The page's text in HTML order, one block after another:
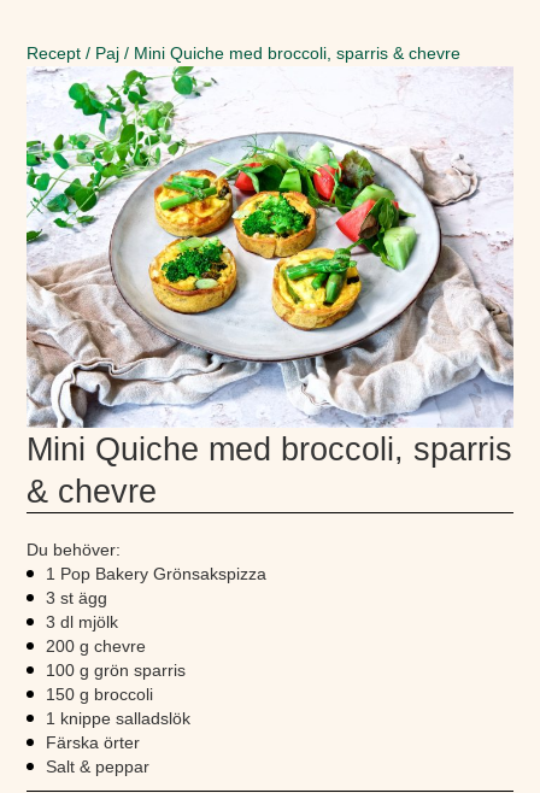
Recept / Paj / Mini Quiche med broccoli, sparris & chevre
Mini Quiche med broccoli, sparris
& chevre
Du behöver:
1 Pop Bakery Grönsakspizza
3 st ägg
3 dl mjölk
200 g chevre
100 g grön sparris
150 g broccoli
1 knippe salladslök
Färska örter
Salt & peppar